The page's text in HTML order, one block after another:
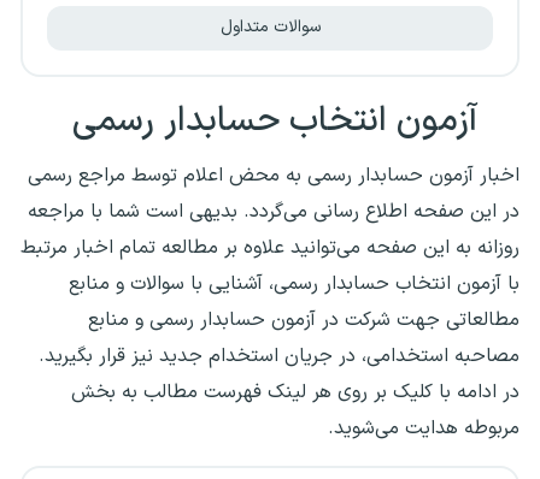
سوالات متداول
آزمون انتخاب حسابدار رسمی
اخبار آزمون حسابدار رسمی به محض اعلام توسط مراجع رسمی
در این صفحه اطلاع رسانی می‌گردد. بدیهی است شما با مراجعه
روزانه به این صفحه می‌توانید علاوه بر مطالعه تمام اخبار مرتبط
با آزمون انتخاب حسابدار رسمی، آشنایی با سوالات و منابع
مطالعاتی جهت شرکت در آزمون حسابدار رسمی و منابع
مصاحبه استخدامی، در جریان استخدام جدید نیز قرار بگیرید.
در ادامه با کلیک بر روی هر لینک فهرست مطالب به بخش
مربوطه هدایت می‌شوید.